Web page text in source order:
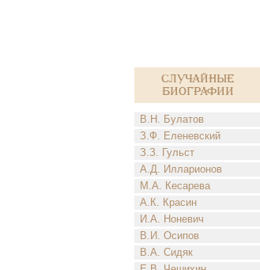
Случайные
биографии
В.Н. Булатов
З.Ф. Еленевский
З.З. Гульст
А.Д. Илларионов
М.А. Кесарева
А.К. Красин
И.А. Ноневич
В.И. Осипов
В.А. Сидяк